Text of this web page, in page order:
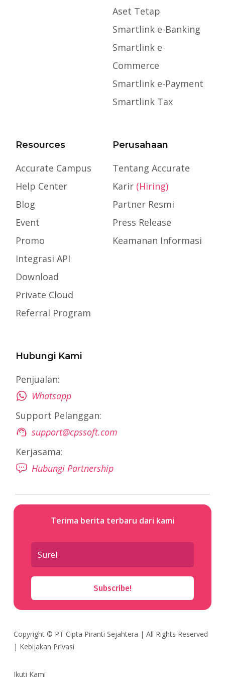
Aset Tetap
Smartlink e-Banking
Smartlink e-
Commerce
Smartlink e-Payment
Smartlink Tax
Resources
Accurate Campus
Help Center
Blog
Event
Promo
Integrasi API
Download
Private Cloud
Referral Program
Perusahaan
Tentang Accurate
Karir (Hiring)
Partner Resmi
Press Release
Keamanan Informasi
Hubungi Kami
Penjualan:
Whatsapp
Support Pelanggan:
support@cpssoft.com
Kerjasama:
Hubungi Partnership
Terima berita terbaru dari kami
Subscribe!
Copyright © PT Cipta Piranti Sejahtera | All Rights Reserved
| Kebijakan Privasi
Ikuti Kami